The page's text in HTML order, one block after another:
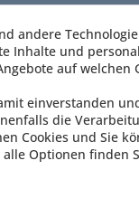
andere
Inhalte und
auf welchen
einverstanden
die
Cookies und Sie
Optionen